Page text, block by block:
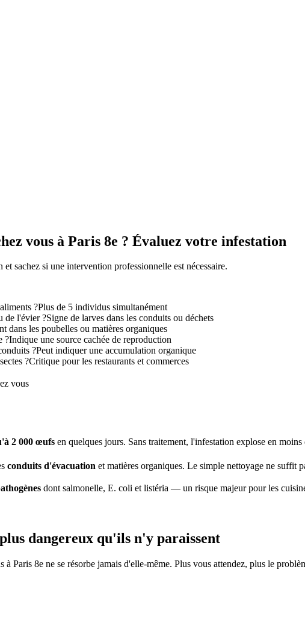
vous à Paris 8e ? Évaluez votre infestation
sachez si une intervention professionnelle est nécessaire.
?Plus de 5 individus simultanément
de l'évier ?Signe de larves dans les conduits ou déchets
dans les poubelles ou matières organiques
?Indique une source cachée de reproduction
?Peut indiquer une accumulation organique
?Critique pour les restaurants et commerces
vous
2 000 œufs en quelques jours. Sans traitement, l'infestation explose en moins
conduits d'évacuation et matières organiques. Le simple nettoyage ne suffit
dont salmonelle, E. coli et listéria — un risque majeur pour les
dangereux qu'ils n'y paraissent
à Paris 8e ne se résorbe jamais d'elle-même. Plus vous attendez, plus le